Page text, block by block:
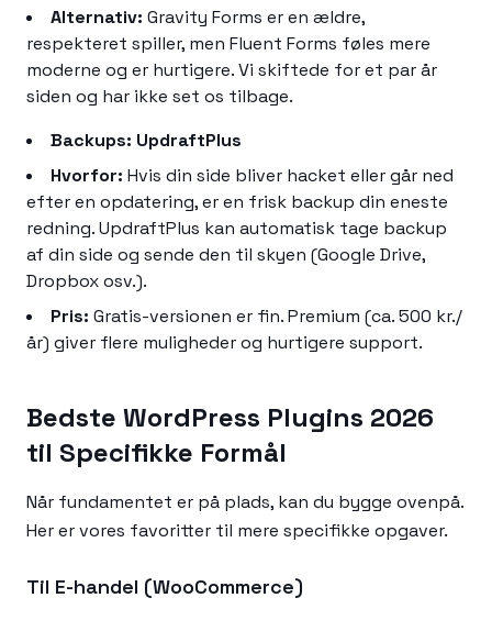
Alternativ: Gravity Forms er en ældre,
respekteret spiller, men Fluent Forms føles mere
moderne og er hurtigere. Vi skiftede for et par år
siden og har ikke set os tilbage.
Backups: UpdraftPlus
Hvorfor: Hvis din side bliver hacket eller går ned
efter en opdatering, er en frisk backup din eneste
redning. UpdraftPlus kan automatisk tage backup
af din side og sende den til skyen (Google Drive,
Dropbox osv.).
Pris: Gratis-versionen er fin. Premium (ca. 500 kr./
år) giver flere muligheder og hurtigere support.
Bedste WordPress Plugins 2026
til Specifikke Formål
Når fundamentet er på plads, kan du bygge ovenpå.
Her er vores favoritter til mere specifikke opgaver.
Til E-handel (WooCommerce)